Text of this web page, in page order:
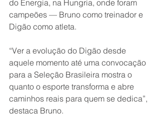
do Energia, na Hungria, onde foram
campeões — Bruno como treinador e
Digão como atleta.
“Ver a evolução do Digão desde
aquele momento até uma convocação
para a Seleção Brasileira mostra o
quanto o esporte transforma e abre
caminhos reais para quem se dedica”,
destaca Bruno.